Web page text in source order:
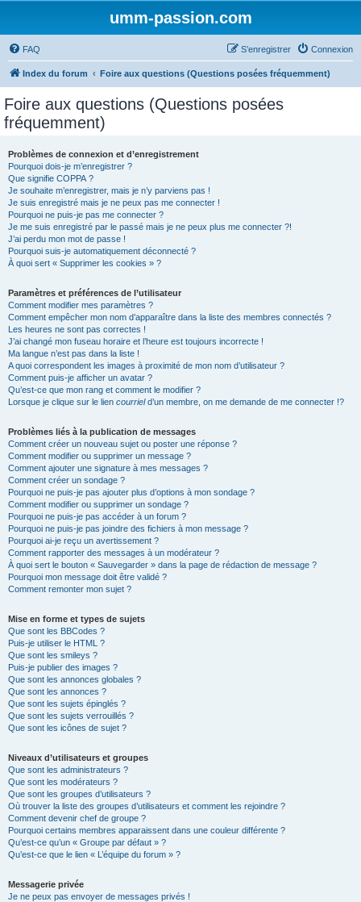
umm-passion.com
FAQ Connexion
S’enregistrer
Index du forum Foire aux questions (Questions posées fréquemment)
Foire aux questions (Questions posées
fréquemment)
Problèmes de connexion et d’enregistrement
Pourquoi dois-je m’enregistrer ?
Que signifie COPPA ?
Je souhaite m’enregistrer, mais je n’y parviens pas !
Je suis enregistré mais je ne peux pas me connecter !
Pourquoi ne puis-je pas me connecter ?
Je me suis enregistré par le passé mais je ne peux plus me connecter ?!
J’ai perdu mon mot de passe !
Pourquoi suis-je automatiquement déconnecté ?
À quoi sert « Supprimer les cookies » ?
Paramètres et préférences de l’utilisateur
Comment modifier mes paramètres ?
Comment empêcher mon nom d’apparaître dans la liste des membres connectés ?
Les heures ne sont pas correctes !
J’ai changé mon fuseau horaire et l’heure est toujours incorrecte !
Ma langue n’est pas dans la liste !
A quoi correspondent les images à proximité de mon nom d’utilisateur ?
Comment puis-je afficher un avatar ?
Qu’est-ce que mon rang et comment le modifier ?
Lorsque je clique sur le lien courrield’un membre, on me demande de me connecter !?
Problèmes liés à la publication de messages
Comment créer un nouveau sujet ou poster une réponse ?
Comment modifier ou supprimer un message ?
Comment ajouter une signature à mes messages ?
Comment créer un sondage ?
Pourquoi ne puis-je pas ajouter plus d’options à mon sondage ?
Comment modifier ou supprimer un sondage ?
Pourquoi ne puis-je pas accéder à un forum ?
Pourquoi ne puis-je pas joindre des fichiers à mon message ?
Pourquoi ai-je reçu un avertissement ?
Comment rapporter des messages à un modérateur ?
À quoi sert le bouton « Sauvegarder » dans la page de rédaction de message ?
Pourquoi mon message doit être validé ?
Comment remonter mon sujet ?
Mise en forme et types de sujets
Que sont les BBCodes ?
Puis-je utiliser le HTML ?
Que sont les smileys ?
Puis-je publier des images ?
Que sont les annonces globales ?
Que sont les annonces ?
Que sont les sujets épinglés ?
Que sont les sujets verrouillés ?
Que sont les icônes de sujet ?
Niveaux d’utilisateurs et groupes
Que sont les administrateurs ?
Que sont les modérateurs ?
Que sont les groupes d’utilisateurs ?
Où trouver la liste des groupes d’utilisateurs et comment les rejoindre ?
Comment devenir chef de groupe ?
Pourquoi certains membres apparaissent dans une couleur différente ?
Qu’est-ce qu’un « Groupe par défaut » ?
Qu’est-ce que le lien « L’équipe du forum » ?
Messagerie privée
Je ne peux pas envoyer de messages privés !